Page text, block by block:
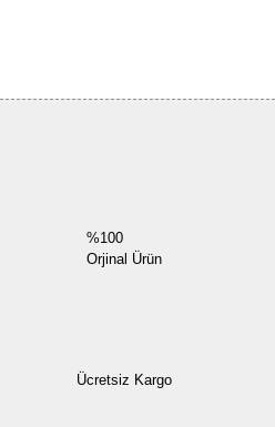
%100
Orjinal Ürün
Ücretsiz Kargo